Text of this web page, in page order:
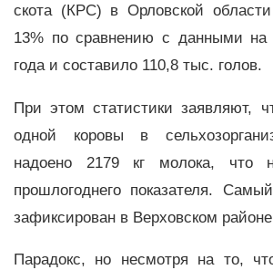
скота (КРС) в Орловской
13% по сравнению с данными
года и составило 110,8 тыс. голов.
При этом статистики заявляют,
одной коровы в
надоено 2179 кг молока,
прошлогоднего показателя.
зафиксирован в Верховском
Парадокс, но несмотря на то,